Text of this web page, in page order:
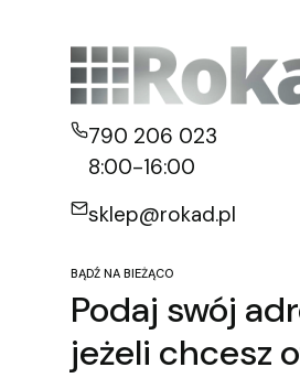
790 206 023
8:00-16:00
sklep@rokad.pl
BĄDŹ NA BIEŻĄCO
Podaj swój
jeżeli chcesz